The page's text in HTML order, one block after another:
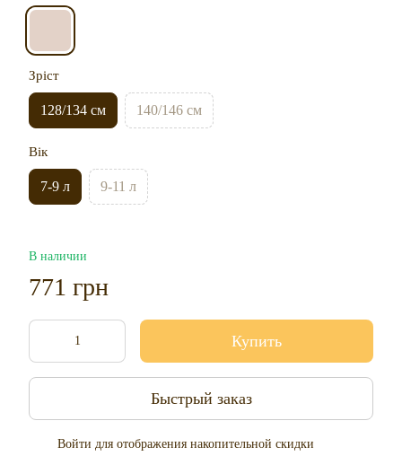
Зріст
128/134 см 140/146 см
Вік
7-9 л 9-11 л
В наличии
771 грн
Купить
Быстрый заказ
Войти для отображения накопительной скидки